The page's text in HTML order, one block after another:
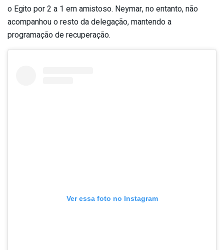
o Egito por 2 a 1 em amistoso. Neymar, no entanto, não
acompanhou o resto da delegação, mantendo a
programação de recuperação.
Ver essa foto no Instagram